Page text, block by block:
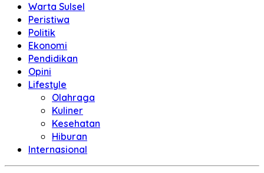
Warta Sulsel
Peristiwa
Politik
Ekonomi
Pendidikan
Opini
Lifestyle
Olahraga
Kuliner
Kesehatan
Hiburan
Internasional